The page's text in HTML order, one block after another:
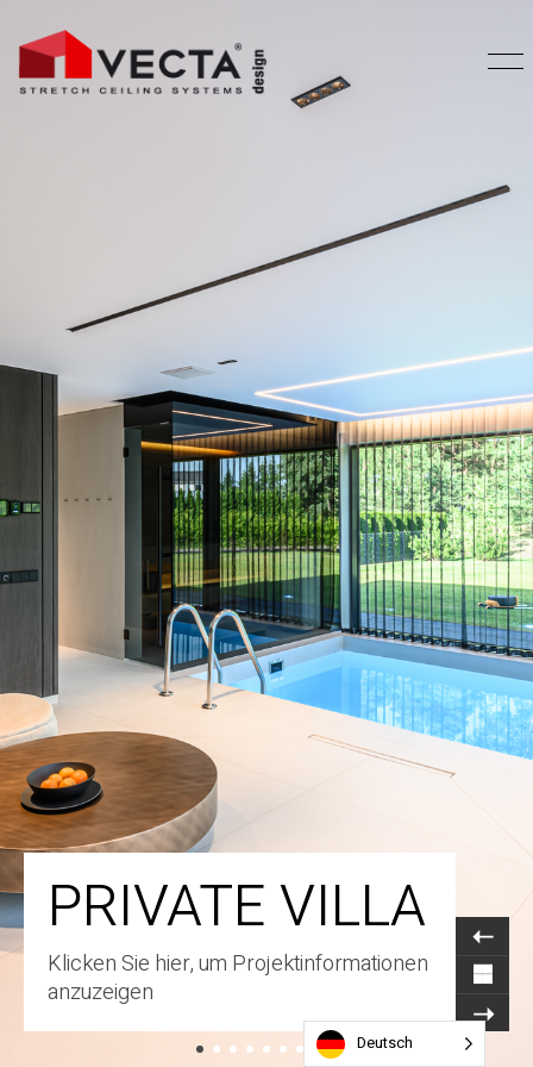
PRIVATE VILLA
Klicken Sie hier, um Projektinformationen
anzuzeigen
Deutsch